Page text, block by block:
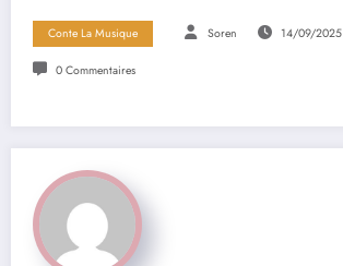
Conte La Musique Soren 14/09/2025
0 Commentaires